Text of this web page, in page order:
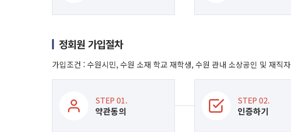
정회원 가입절차
가입조건 : 수원시민, 수원 소재 학교 재학생, 수원 관내 소상공인 및 재직자
STEP 01.
약관동의
STEP 02.
인증하기